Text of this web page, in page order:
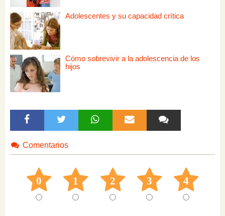
Adolescentes y su capacidad crítica
Cómo sobrevivir a la adolescencia de los
hijos
Comentarios
0 1 2 3 4